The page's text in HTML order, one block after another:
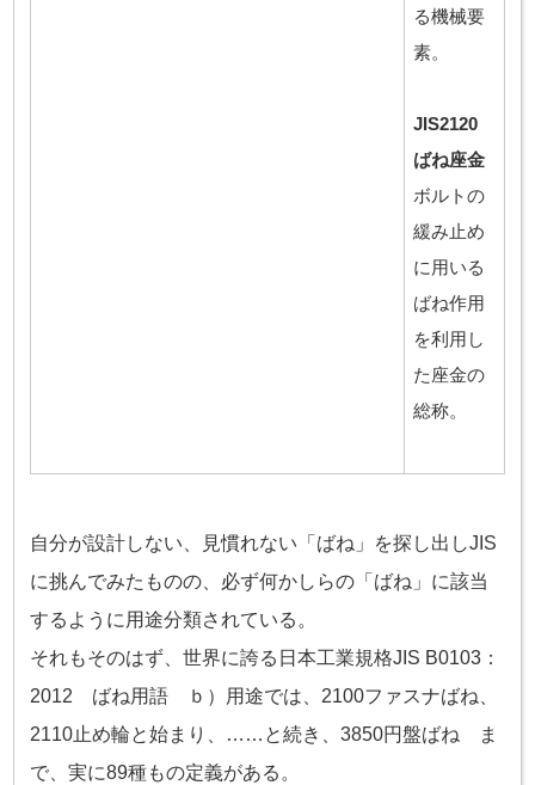
る機械要
素。
JIS2120
ばね座金
ボルトの
緩み止め
に用いる
ばね作用
を利用し
た座金の
総称。
自分が設計しない、見慣れない「ばね」を探し出しJIS
に挑んでみたものの、 必ず何かしらの「ばね」に該当
するように用途分類されている。
それもそのはず、世界に誇る日本工業規格JIS B0103：
2012 ばね用語 ｂ）用途では、 2100ファスナばね、
2110止め輪と始まり、……と続き、3850円盤ばね ま
で、実に89種もの定義がある。